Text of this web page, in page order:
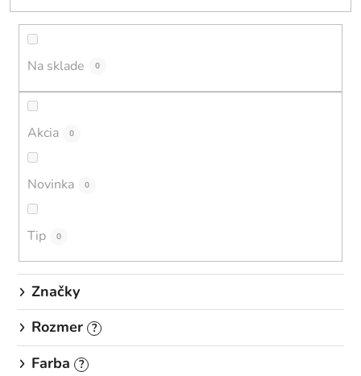
e
Na sklade 0
Akcia 0
Novinka 0
Tip 0
Značky
Rozmer ?
Farba ?